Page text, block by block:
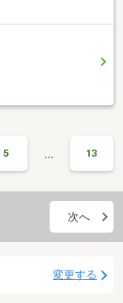
5 … 13
次へ
変更する